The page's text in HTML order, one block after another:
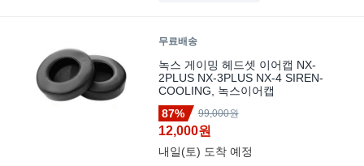
무료배송
녹스 게이밍 헤드셋 이어캡 NX-
2PLUS NX-3PLUS NX-4 SIREN-
COOLING, 녹스이어캡
87%
99,000원
12,000원
내일(토) 도착 예정